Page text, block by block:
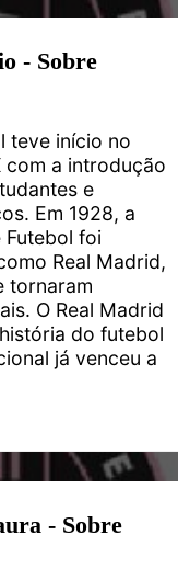
- Sobre
teve início no
com a introdução
e
Em 1928, a
Futebol foi
Real Madrid,
tornaram
O Real Madrid
do futebol
já venceu a
- Sobre